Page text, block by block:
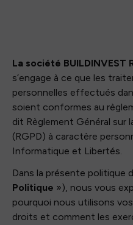
La société BUILDINVEST
s’engage à ce que les
personnelles effectués
soient conformes au
dit Règlement Général sur
(RGPD) à caractère
Informatique et Libertés.
Dans la présente politique
Politique »), nous vous
pourquoi nous utilisons
droits et comment les